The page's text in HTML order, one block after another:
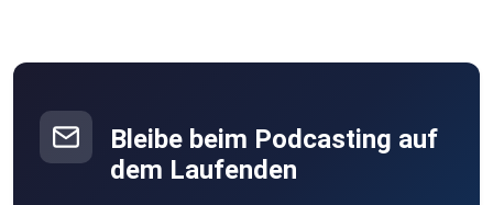
Bleibe beim Podcasting auf
dem Laufenden